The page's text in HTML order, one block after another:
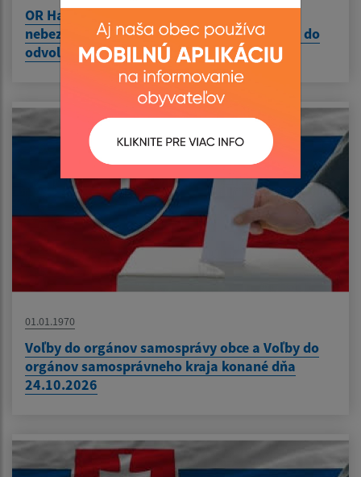
OR HaZZ KS - Vyhlásenie času zvýšeného
nebezpečenstva vzniku požiaru od 6.8.2026 do
odvolanie
01.01.1970
Voľby do orgánov samosprávy obce a Voľby do
orgánov samosprávneho kraja konané dňa
24.10.2026